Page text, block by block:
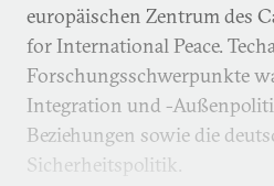
europäischen Zentrum des
for International Peace.
Forschungsschwerpunkte
Integration und -
Beziehungen sowie die
Sicherheitspolitik.